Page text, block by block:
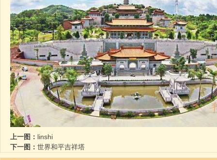
上一图： linshi
下一图： 世界和平吉祥塔